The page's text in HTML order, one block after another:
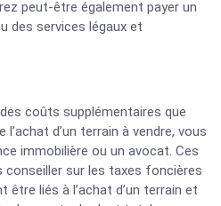
peut-être également payer un
des services légaux et
coûts supplémentaires que
d’un terrain à vendre, vous
immobilière ou un avocat. Ces
sur les taxes foncières
liés à l’achat d’un terrain et